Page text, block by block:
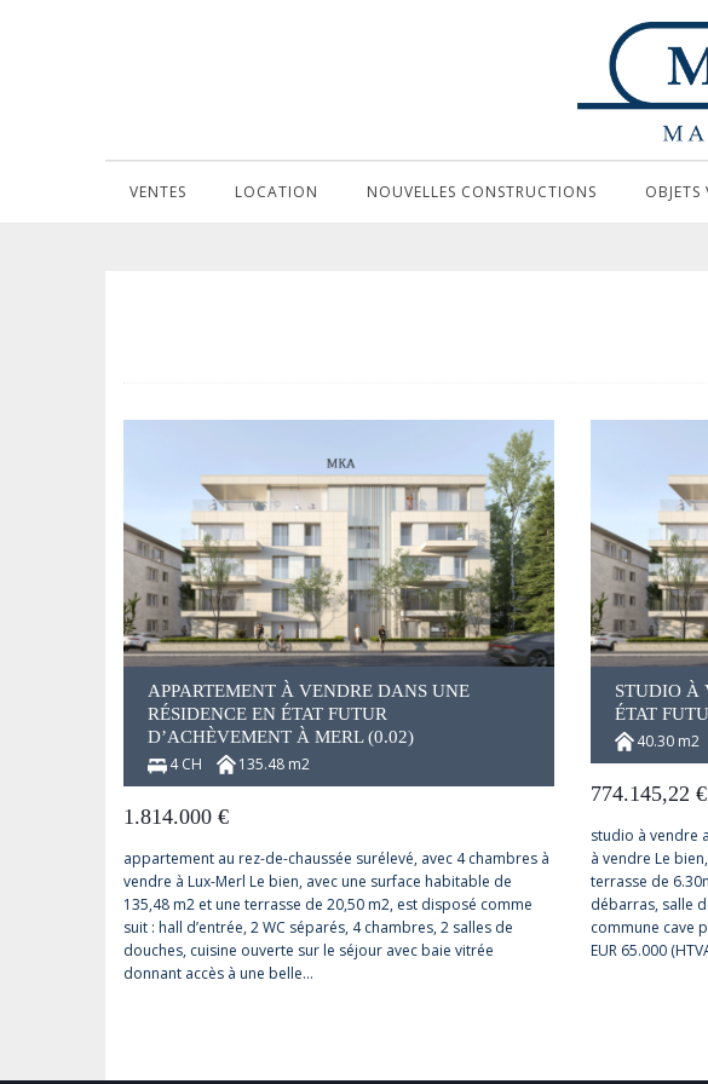
VENTES LOCATION NOUVELLES CONSTRUCTIONS OBJETS
APPARTEMENT À VENDRE DANS UNE
RÉSIDENCE EN ÉTAT FUTUR
D’ACHÈVEMENT À MERL (0.02)
4 CH 135.48 m2
1.814.000 €
appartement au rez-de-chaussée surélevé, avec 4 chambres à
vendre à Lux-Merl Le bien, avec une surface habitable de
135,48 m2 et une terrasse de 20,50 m2, est disposé comme
suit : hall d’entrée, 2 WC séparés, 4 chambres, 2 salles de
douches, cuisine ouverte sur le séjour avec baie vitrée
donnant accès à une belle…
STUDIO À
ÉTAT
40.30 m2
774.145,22 €
studio à vendre
à vendre Le
terrasse de
débarras, salle
commune cave
EUR 65.000